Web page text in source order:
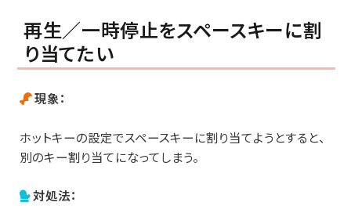
再生／一時停止をスペースキーに割
り当てたい
現象：
ホットキーの設定でスペースキーに割り当てようとすると、
別のキー割り当てになってしまう。
対処法：